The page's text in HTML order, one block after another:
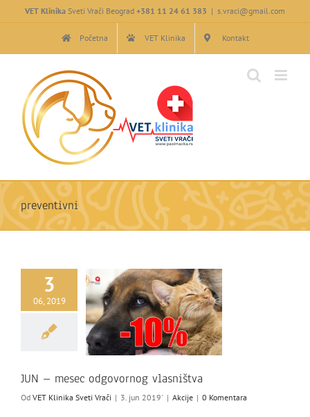
VET Klinika Sveti Vrači Beograd +381 11 24 61 383 | s.vraci@gmail.com
Početna VET Klinika Kontakt
preventivni
3
06, 2019
JUN – mesec odgovornog
vlasništva
JUN – mesec odgovornog vlasništva
Od VET Klinika Sveti Vrači | 3. jun 2019' | Akcije | 0 Komentara